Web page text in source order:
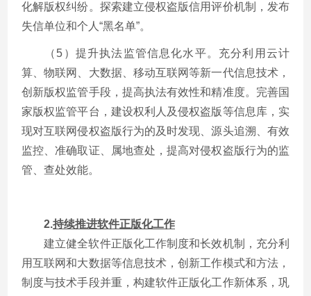
化解版权纠纷。探索建立侵权盗版信用评价机制，发布
失信单位和个人“黑名单”。
（5）提升执法监管信息化水平。充分利用云计
算、物联网、大数据、移动互联网等新一代信息技术，
创新版权监管手段，提高执法有效性和精准度。完善国
家版权监管平台，建设权利人及侵权盗版等信息库，实
现对互联网侵权盗版行为的及时发现、源头追溯、有效
监控、准确取证、属地查处，提高对侵权盗版行为的监
管、查处效能。
2.持续推进软件正版化工作
建立健全软件正版化工作制度和长效机制，充分利
用互联网和大数据等信息技术，创新工作模式和方法，
制度与技术手段并重，构建软件正版化工作新体系，巩